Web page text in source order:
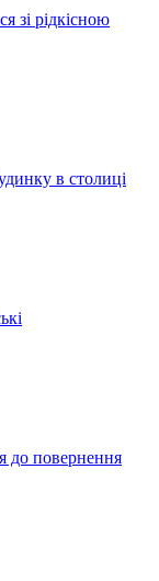
зі рідкісною
в столиці
до повернення